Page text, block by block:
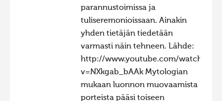
parannustoimissa ja
tuliseremonioissaan. Ainakin
yhden tietäjän tiedetään
varmasti näin tehneen. Lähde:
http://www.youtube.com/watch?
v=NXkgab_bAAk Mytologian
mukaan luonnon muovaamista
porteista pääsi toiseen